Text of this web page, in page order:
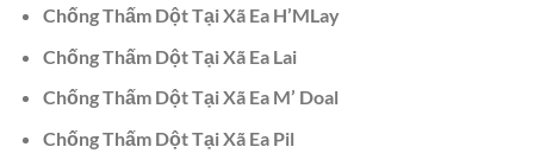
Chống Thấm Dột Tại Xã Ea H’MLay
Chống Thấm Dột Tại Xã Ea Lai
Chống Thấm Dột Tại Xã Ea M’ Doal
Chống Thấm Dột Tại Xã Ea Pil